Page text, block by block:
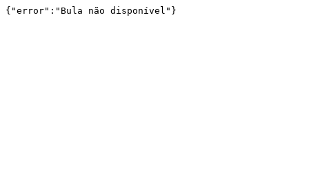
{"error":"Bula não disponível"}